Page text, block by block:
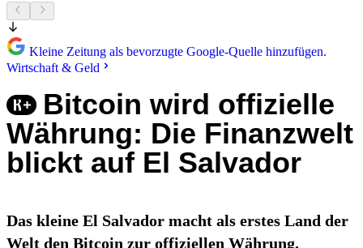
Kleine Zeitung als bevorzugte Google-Quelle hinzufügen.
Wirtschaft & Geld
Bitcoin wird offizielle
Währung: Die Finanzwelt
blickt auf El Salvador
Das kleine El Salvador macht als erstes Land der
Welt den Bitcoin zur offiziellen Währung.